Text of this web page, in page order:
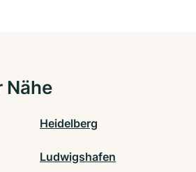
Nähe
Heidelberg
Ludwigshafen